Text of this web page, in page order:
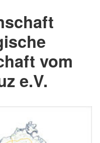
vom
e.V.